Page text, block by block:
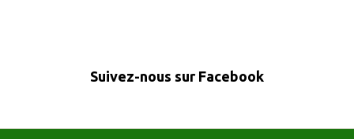
Suivez-nous sur Facebook